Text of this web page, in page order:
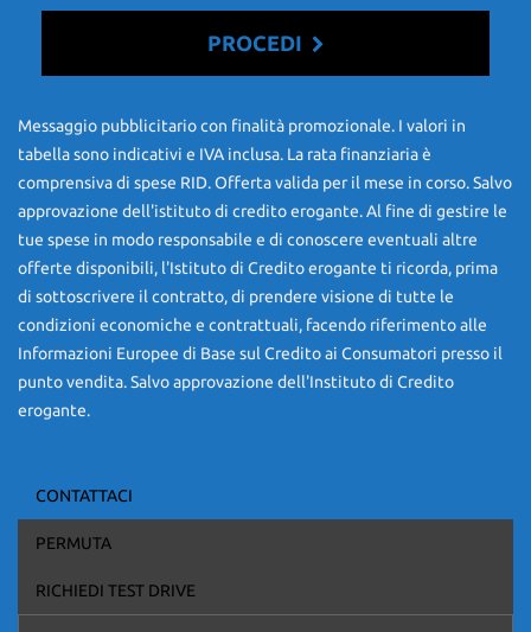
PER ULTERIORI INFORMAZIONI CONTATTARE IL : 3420341256
Nota bene: A tutela della nostra clientela informiamo che tutte le
vetture da noi inserzionate sono realmente disponibili presso il
nostro autosalone, di conseguenza garantiamo l’autenticità delle
fotografie e dei prodotti di cui disponiamo, prendendo le distanze
da chi con poca chiarezza pubblicizza (destabilizzando la
concorrenza e il mercato stesso) merce non avendone il possesso.
Per qualsiasi altra autovetture desideriate siamo pronti a un
presente scheda potrebbero non coincidere con l’effettivo
equipaggiamento del veicolo, a causa della non uniformità dei dati
pubblicati dai diversi portali. Ci scusiamo per l’inconveniente e Vi
Autostile declina ogni responsabilità per eventuali involontarie
incongruenze, che non rappresentano in alcun modo un impegno
PROCEDI
Contattaci
Ho letto e accettol'informativa privacy*
Acconsento al trattamento dei miei dati per finalità di
Messaggio pubblicitario con finalità promozionale. I valori in
tabella sono indicativi e IVA inclusa. La rata finanziaria è
comprensiva di spese RID. Offerta valida per il mese in corso. Salvo
approvazione dell'istituto di credito erogante. Al fine di gestire le
tue spese in modo responsabile e di conoscere eventuali altre
offerte disponibili, l'Istituto di Credito erogante ti ricorda, prima
di sottoscrivere il contratto, di prendere visione di tutte le
condizioni economiche e contrattuali, facendo riferimento alle
Informazioni Europee di Base sul Credito ai Consumatori presso il
punto vendita. Salvo approvazione dell'Instituto di Credito
erogante.
CONTATTACI
PERMUTA
RICHIEDI TEST DRIVE